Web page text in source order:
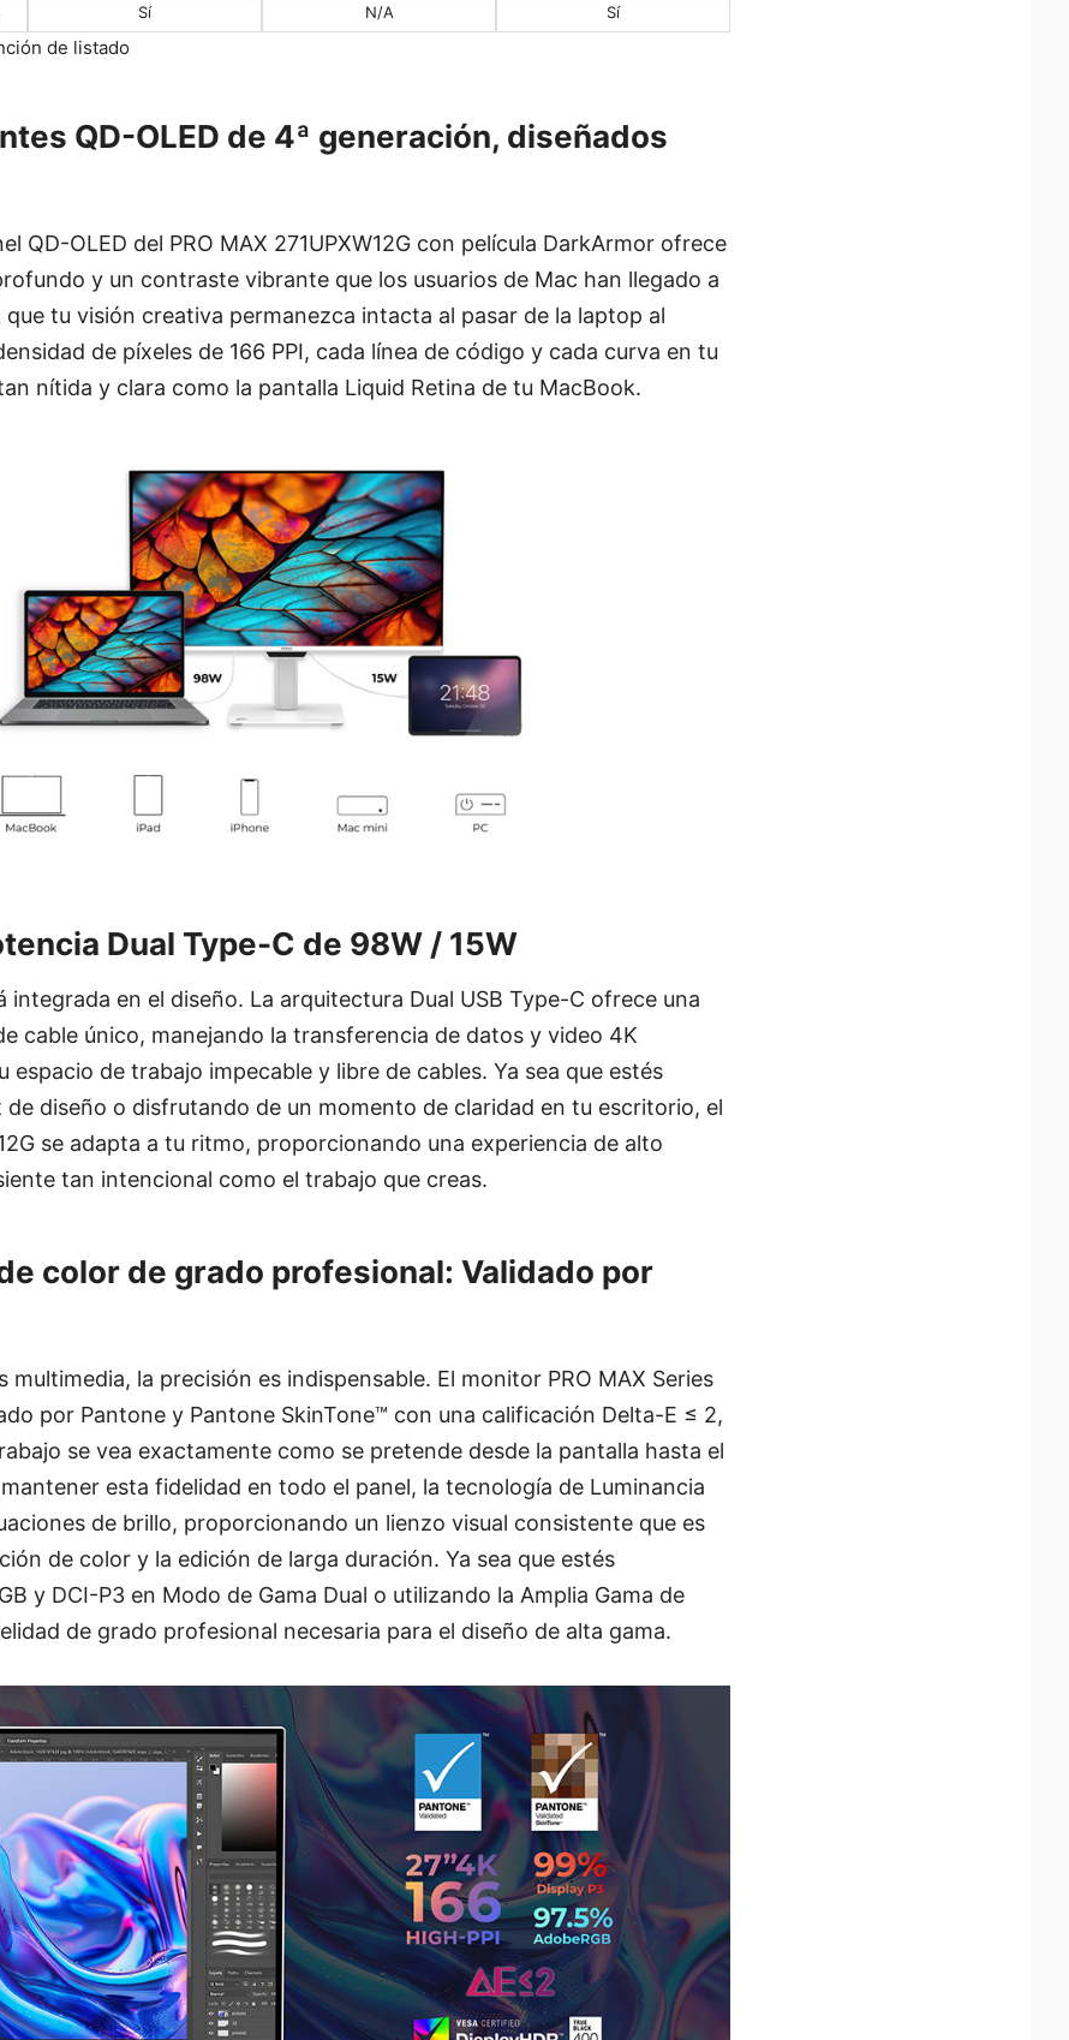
Sí N/A Sí
de listado
QD-OLED de 4ª generación, diseñados
QD-OLED del PRO MAX 271UPXW12G con película DarkArmor ofrece
y un contraste vibrante que los usuarios de Mac han llegado a
que tu visión creativa permanezca intacta al pasar de la laptop al
de píxeles de 166 PPI, cada línea de código y cada curva en tu
nítida y clara como la pantalla Liquid Retina de tu MacBook.
Dual Type-C de 98W / 15W
integrada en el diseño. La arquitectura Dual USB Type-C ofrece una
cable único, manejando la transferencia de datos y video 4K
espacio de trabajo impecable y libre de cables. Ya sea que estés
de diseño o disfrutando de un momento de claridad en tu escritorio, el
se adapta a tu ritmo, proporcionando una experiencia de alto
tan intencional como el trabajo que creas.
color de grado profesional: Validado por
multimedia, la precisión es indispensable. El monitor PRO MAX Series
por Pantone y Pantone SkinTone™ con una calificación Delta-E ≤ 2,
se vea exactamente como se pretende desde la pantalla hasta el
esta fidelidad en todo el panel, la tecnología de Luminancia
de brillo, proporcionando un lienzo visual consistente que es
de color y la edición de larga duración. Ya sea que estés
y DCI-P3 en Modo de Gama Dual o utilizando la Amplia Gama de
de grado profesional necesaria para el diseño de alta gama.